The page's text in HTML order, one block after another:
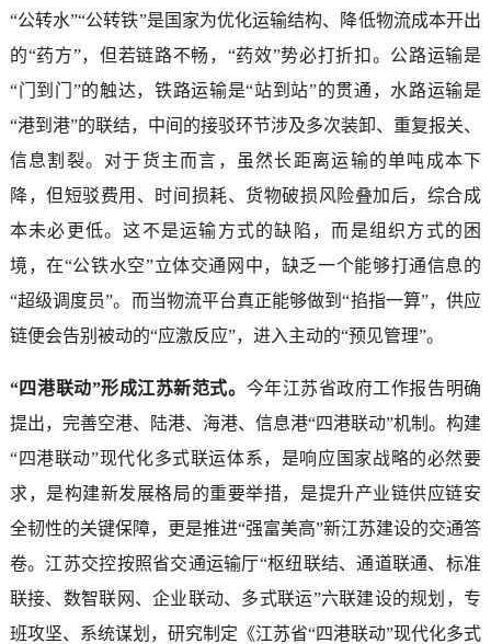
“公转水”“公转铁”是国家为优化运输结构、降低物流成本开出
的“药方”，但若链路不畅，“药效”势必打折扣。公路运输是
“门到门”的触达，铁路运输是“站到站”的贯通，水路运输是
“港到港”的联结，中间的接驳环节涉及多次装卸、重复报关、
信息割裂。对于货主而言，虽然长距离运输的单吨成本下
降，但短驳费用、时间损耗、货物破损风险叠加后，综合成
本未必更低。这不是运输方式的缺陷，而是组织方式的困
境，在“公铁水空”立体交通网中，缺乏一个能够打通信息的
“超级调度员”。而当物流平台真正能够做到“掐指一算”，供应
链便会告别被动的“应激反应”，进入主动的“预见管理”。
“四港联动”形成江苏新范式。 今年江苏省政府工作报告明确
提出，完善空港、陆港、海港、信息港“四港联动”机制。构建
“四港联动”现代化多式联运体系，是响应国家战略的必然要
求，是构建新发展格局的重要举措，是提升产业链供应链安
全韧性的关键保障，更是推进“强富美高”新江苏建设的交通答
卷。江苏交控按照省交通运输厅“枢纽联结、通道联通、标准
联接、数智联网、企业联动、多式联运”六联建设的规划，专
班攻坚、系统谋划，研究制定《江苏省“四港联动”现代化多式